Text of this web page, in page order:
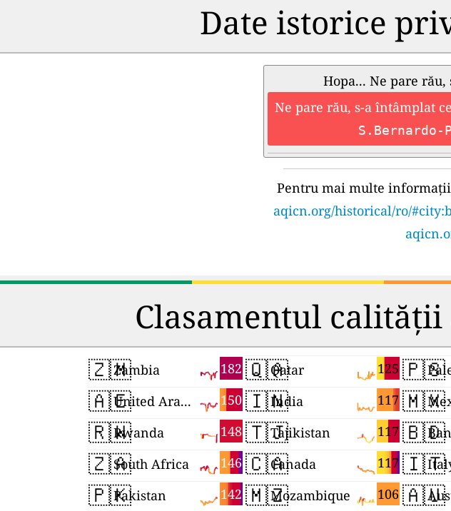
Date istorice
Hopa... Ne pare
Ne pare rău, s-a întâmplat
Pentru mai multe
aqicn.org/historical/ro/
Clasamentul
🇿🇲 182
Zambia
🇦🇪 150
United Arab Emirates
🇷🇼 148
Rwanda
🇿🇦 146
South Africa
🇵🇰 142
Pakistan
🇶🇦 125
Qatar
🇮🇳 117
India
🇹🇯 117
Tajikistan
🇨🇦 117
Canada
🇲🇿 106
Mozambique
🇵🇸
🇲🇽
🇧🇩
🇮🇹
🇦🇺